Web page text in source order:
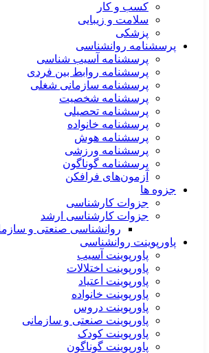
کسب و کار
سلامت و زیبایی
پزشکی
پرسشنامه روانشناسی
پرسشنامه آسیب شناسی
پرسشنامه روابط بین فردی
پرسشنامه سازمانی شغلی
پرسشنامه شخصیت
پرسشنامه تحصیلی
پرسشنامه خانواده
پرسشنامه هوش
پرسشنامه ورزشی
پرسشنامه گوناگون
آزمون‌های فرافکن
جزوه ها
جزوات کارشناسی
جزوات کارشناسی ارشد
روانشناسی صنعتی و
پاورپوینت روانشناسی
پاورپوینت آسیب
پاورپوینت اختلالات
پاورپوینت اعتیاد
پاورپوینت خانواده
پاورپوینت دروس
پاورپوینت صنعتی و سازمانی
پاورپوینت کودک
پاورپوینت گوناگون